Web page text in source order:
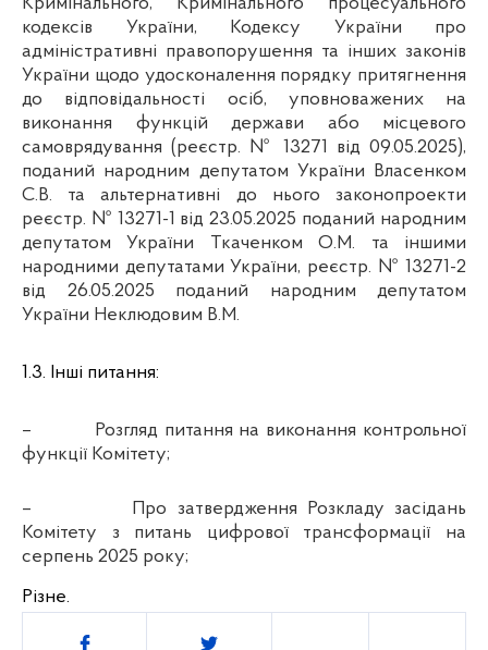
кодексів України, Кодексу України про
адміністративні правопорушення та інших законів
України щодо удосконалення порядку притягнення
до відповідальності осіб, уповноважених на
виконання функцій держави або місцевого
самоврядування(реєстр. № 13271 від 09.05.2025),
поданий народним депутатом України Власенком
С.В. та альтернативні до нього законопроекти
реєстр. № 13271-1 від 23.05.2025 поданий народним
депутатом України Ткаченком О.М. та іншими
народними депутатами України, реєстр. № 13271-2
від 26.05.2025 поданий народним депутатом
України Неклюдовим В.М.
1.3. Інші питання:
–
Розгляд питання на виконання контрольної
функції Комітету;
–
Про затвердження Розкладу засідань
Комітету з питань цифрової трансформації на
серпень 2025 року;
Різне.
Поділитись